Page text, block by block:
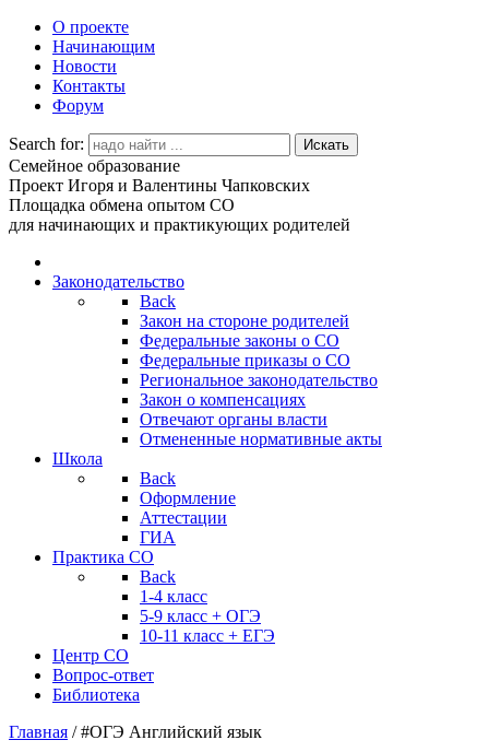
О проекте
Начинающим
Новости
Контакты
Форум
Search for:
Семейное образование
Проект Игоря и Валентины Чапковских
Площадка обмена опытом СО
для начинающих и практикующих родителей
Законодательство
Back
Закон на стороне родителей
Федеральные законы о СО
Федеральные приказы о СО
Региональное законодательство
Закон о компенсациях
Отвечают органы власти
Отмененные нормативные акты
Школа
Back
Оформление
Аттестации
ГИА
Практика СО
Back
1-4 класс
5-9 класс + ОГЭ
10-11 класс + ЕГЭ
Центр СО
Вопрос-ответ
Библиотека
Главная /#ОГЭ Английский язык